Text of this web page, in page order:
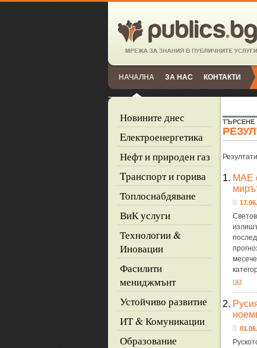
НАЧАЛНА ЗА НАС КОНТАКТИ
Новините днес
Eлектроенергетика
Нефт и природен газ
Tранспорт и горива
Топлоснабдяване
ВиК услуги
Технологии &
Иновации
Фасилити
мениджмънт
Устойчиво развитие
ИТ & Комуникации
Образование
ТЪРСЕНЕ
Резултати
1. МАЕ
газ
2.